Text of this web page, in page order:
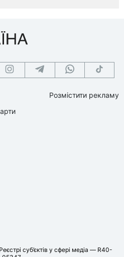
Розмістити рекламу
суб’єктів у сфері медіа — R40-